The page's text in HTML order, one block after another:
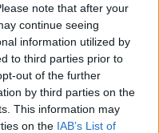
note that after your
continue seeing
information utilized by
to third parties prior to
out of the further
by third parties on the
This information may
on the IAB’s List of
5 družici Intelsat 39